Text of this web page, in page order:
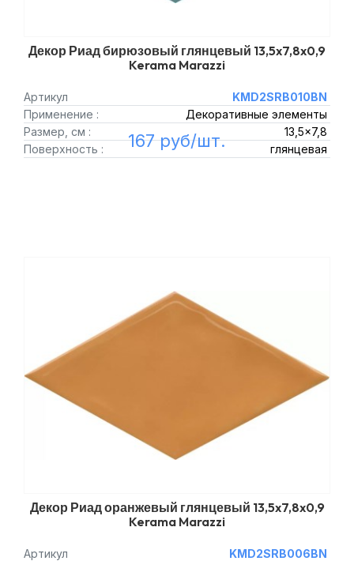
Декор Риад бирюзовый глянцевый 13,5x7,8x0,9
Kerama Marazzi
Артикул
KMD2SRB010BN
Применение :
Декоративные элементы
Размер, см :
13,5x7,8
Поверхность :
глянцевая
167 руб/шт.
Декор Риад оранжевый глянцевый 13,5x7,8x0,9
Kerama Marazzi
Артикул
KMD2SRB006BN